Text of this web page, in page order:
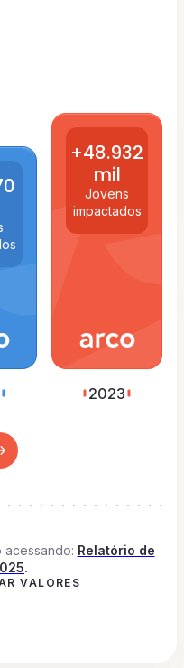
+48.932
mil
Jovens
impactados
2023
acessando: Relatório de
.
VALORES